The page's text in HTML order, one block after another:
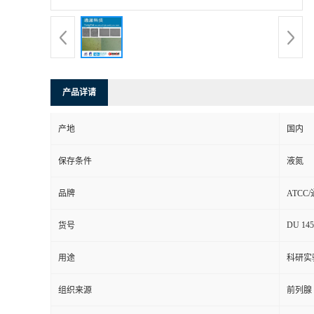
产品详请
产地 国内
保存条件 液氮
品牌 ATCC/
货号 DU 145
用途 科研实
组织来源 前列腺